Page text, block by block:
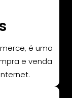
é uma
e venda